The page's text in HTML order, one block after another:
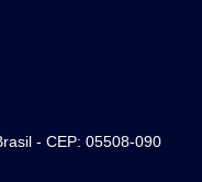
- CEP: 05508-090